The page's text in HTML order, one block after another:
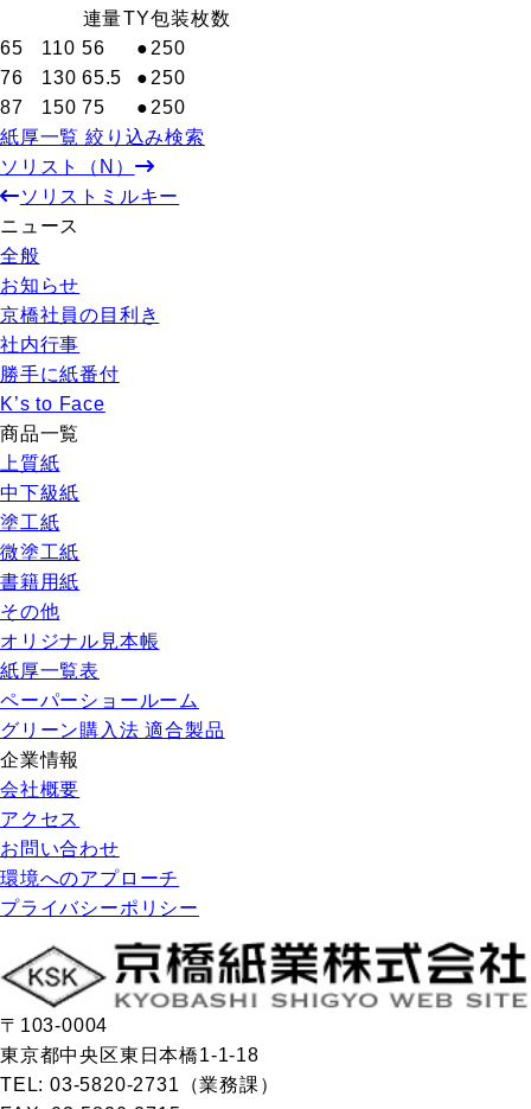
連量TY包装枚数
65
110 56 ● 250
76
130 65.5 ● 250
87
150 75 ● 250
紙厚一覧 絞り込み検索
ソリスト（N）
ソリストミルキー
ニュース
全般
お知らせ
京橋社員の目利き
社内行事
勝手に紙番付
K’s to Face
商品一覧
上質紙
中下級紙
塗工紙
微塗工紙
書籍用紙
その他
オリジナル見本帳
紙厚一覧表
ペーパーショールーム
グリーン購入法 適合製品
企業情報
会社概要
アクセス
お問い合わせ
環境へのアプローチ
プライバシーポリシー
〒103-0004
東京都中央区東日本橋1-1-18
TEL: 03-5820-2731（業務課）